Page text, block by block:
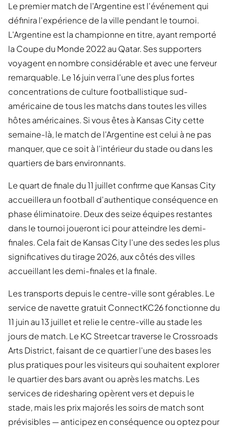
Le premier match de l'Argentine est l'événement qui
définira l'expérience de la ville pendant le tournoi.
L'Argentine est la championne en titre, ayant remporté
la Coupe du Monde 2022 au Qatar. Ses supporters
voyagent en nombre considérable et avec une ferveur
remarquable. Le 16 juin verra l'une des plus fortes
concentrations de culture footballistique sud-
américaine de tous les matchs dans toutes les villes
hôtes américaines. Si vous êtes à Kansas City cette
semaine-là, le match de l'Argentine est celui à ne pas
manquer, que ce soit à l'intérieur du stade ou dans les
quartiers de bars environnants.
Le quart de finale du 11 juillet confirme que Kansas City
accueillera un football d'authentique conséquence en
phase éliminatoire. Deux des seize équipes restantes
dans le tournoi joueront ici pour atteindre les demi-
finales. Cela fait de Kansas City l'une des sedes les plus
significatives du tirage 2026, aux côtés des villes
accueillant les demi-finales et la finale.
Les transports depuis le centre-ville sont gérables. Le
service de navette gratuit ConnectKC26 fonctionne du
11 juin au 13 juillet et relie le centre-ville au stade les
jours de match. Le KC Streetcar traverse le Crossroads
Arts District, faisant de ce quartier l'une des bases les
plus pratiques pour les visiteurs qui souhaitent explorer
le quartier des bars avant ou après les matchs. Les
services de ridesharing opèrent vers et depuis le
stade, mais les prix majorés les soirs de match sont
prévisibles — anticipez en conséquence ou optez pour